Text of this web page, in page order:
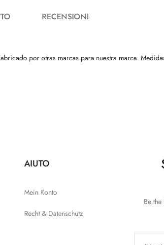
RECENSIONI
por otras marcas para nuestra marca.
AIUTO
Mein Konto
Recht & Datenschutz
Be